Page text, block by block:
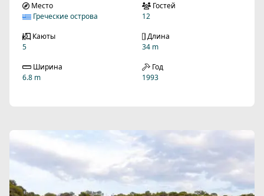
Место
Греческие острова
Гостей
12
Каюты
5
Длина
34 m
Ширина
6.8 m
Год
1993